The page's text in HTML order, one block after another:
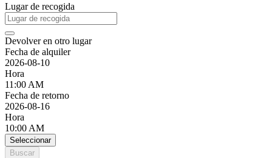
Lugar de recogida
Devolver en otro lugar
Fecha de alquiler
2026-08-10
Hora
11:00 AM
Fecha de retorno
2026-08-16
Hora
10:00 AM
Seleccionar
Buscar